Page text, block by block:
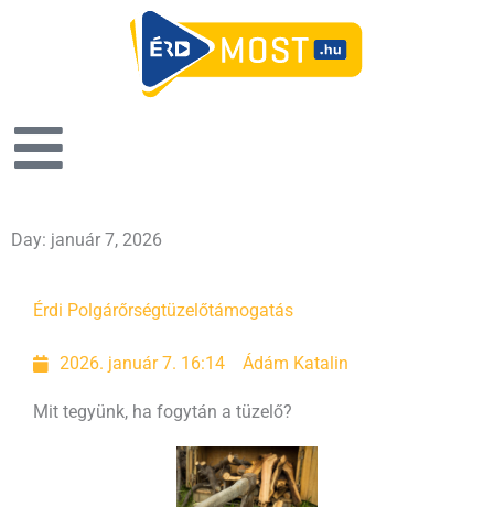
Day: január 7, 2026
Érdi Polgárőrségtüzelőtámogatás
2026. január 7. 16:14 Ádám Katalin
Mit tegyünk, ha fogytán a tüzelő?